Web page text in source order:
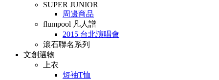
SUPER JUNIOR
周邊商品
flumpool 凡人譜
2015 台北演唱會
滾石聯名系列
文創選物
上衣
短袖T恤